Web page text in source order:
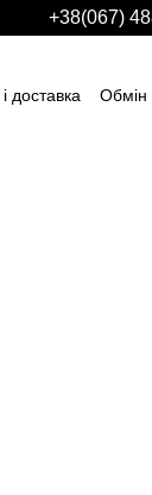
+38(067)
доставка Обмін